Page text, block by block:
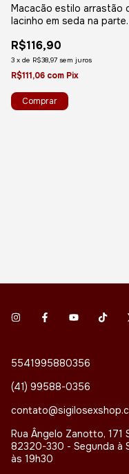
Macacão estilo arrastão
lacinho em seda na parte
R$116,90
3 x de R$38,97 sem juros
R$111,06 com Pix
5541995880356
(41) 99588-0356
Rua Ângelo Zanotto, 171
82320-330 - Segunda à
às 19h30